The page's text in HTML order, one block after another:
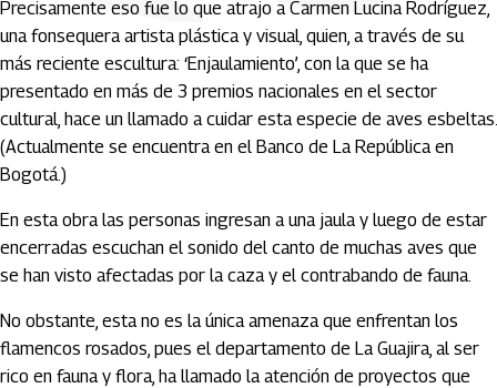
Precisamente eso fue lo que atrajo a Carmen Lucina Rodríguez,
una fonsequera artista plástica y visual, quien, a través de su
más reciente escultura: ‘Enjaulamiento’, con la que se ha
presentado en más de 3 premios nacionales en el sector
cultural, hace un llamado a cuidar esta especie de aves esbeltas.
(Actualmente se encuentra en el Banco de La República en
Bogotá.)
En esta obra las personas ingresan a una jaula y luego de estar
encerradas escuchan el sonido del canto de muchas aves que
se han visto afectadas por la caza y el contrabando de fauna.
No obstante, esta no es la única amenaza que enfrentan los
flamencos rosados, pues el departamento de La Guajira, al ser
rico en fauna y flora, ha llamado la atención de proyectos que